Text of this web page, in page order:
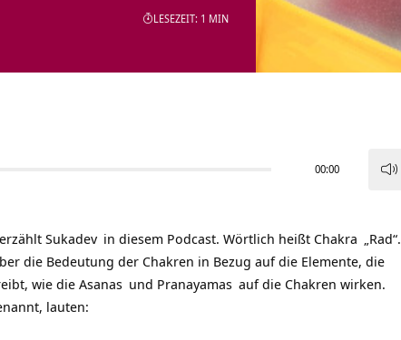
LESEZEIT: 1 MIN
00:00
Sukadev in diesem Podcast. Wörtlich heißt Chakra „Rad“.
die Bedeutung der Chakren in Bezug auf die Elemente, die
wie dieAsanas und Pranayamas auf die Chakren wirken.
lauten: